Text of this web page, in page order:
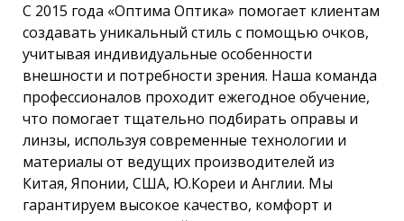
С 2015 года «Оптима Оптика» помогает клиентам
создавать уникальный стиль с помощью очков,
учитывая индивидуальные особенности
внешности и потребности зрения. Наша команда
профессионалов проходит ежегодное обучение,
что помогает тщательно подбирать оправы и
линзы, используя современные технологии и
материалы от ведущих производителей из
Китая, Японии, США, Ю.Кореи и Англии. Мы
гарантируем высокое качество, комфорт и